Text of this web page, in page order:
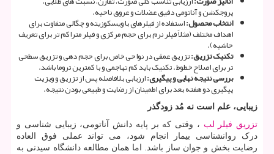
پروجکشن و آناتومی دقیق عضلات و عروق ناحیه.
انتخاب محصول:استفاده از فیلرهای با ویسکوزیته و چگالی متفاوت برای
اهداف مختلف (مثلاً فیلر نرم برای حجم مرکزی و فیلر متراکم تر برای تعریف
حاشیه).
تکنیک تزریق:تزریق عمقی در نواحی خاص برای حجم دهی و تزریق سطحی
تر برای اصلاح خطوط. تکنیک باید کم تهاجمی و با کمترین تروما باشد.
بررسی نتیجه نهایی و پیگیری:ارزیابی بلافاصله پس از تزریق و ویزیت
پیگیری دو هفته بعد برای اطمینان از رضایت و طبیعی بودن نتیجه.
زیبایی، علم است نه مُد زودگذر
تزریق فیلر لب ، وقتی که بر پایه دانش آناتومی، زیبایی شناسی و
درک روانشناسی بیمار انجام شود، می تواند عملی فوق العاده
رضایت بخش و جوان ساز باشد. اما همان مطالعه دانشگاه سیدنی به